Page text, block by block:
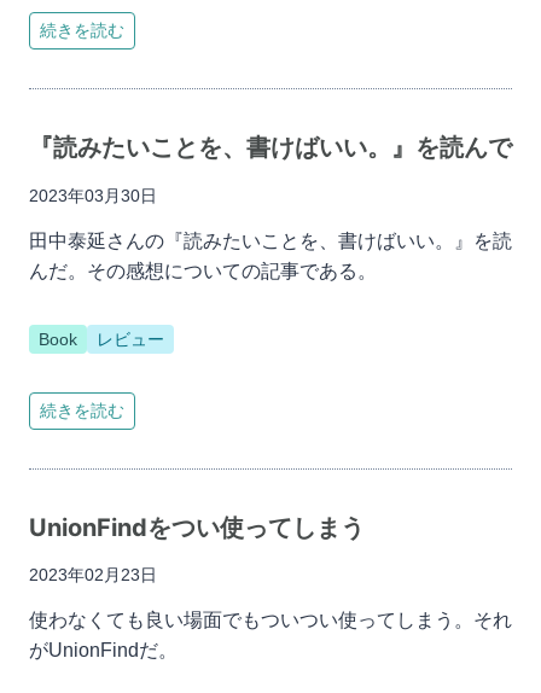
続きを読む
『読みたいことを、書けばいい。』を読んで
2023年03月30日
田中泰延さんの『読みたいことを、書けばいい。』を読
んだ。その感想についての記事である。
Book レビュー
続きを読む
UnionFindをつい使ってしまう
2023年02月23日
使わなくても良い場面でもついつい使ってしまう。それ
がUnionFindだ。